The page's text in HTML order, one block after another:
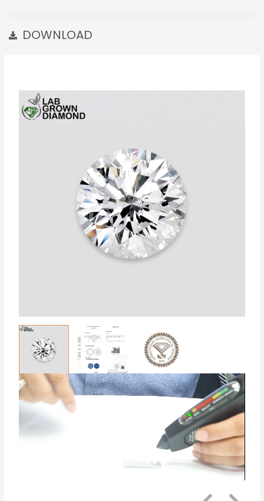
DOWNLOAD